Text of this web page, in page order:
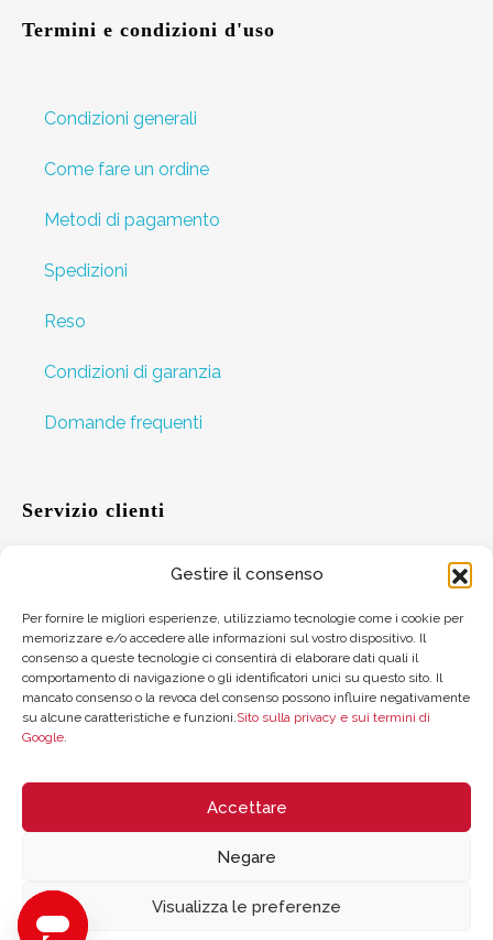
Gestire il consenso
Per fornire le migliori esperienze, utilizziamo tecnologie come i cookie per
memorizzare e/o accedere alle informazioni sul vostro dispositivo. Il
consenso a queste tecnologie ci consentirà di elaborare dati quali il
comportamento di navigazione o gli identificatori unici su questo sito. Il
mancato consenso o la revoca del consenso possono influire negativamente
su alcune caratteristiche e funzioni.Sito sulla privacy e sui termini di
Google.
Accettare
Negare
Visualizza le preferenze
Termini e condizioni d'uso
Condizioni generali
Come fare un ordine
Metodi di pagamento
Spedizioni
Reso
Condizioni di garanzia
Domande frequenti
Servizio clienti
Suggerimenti
Dove trovarci
Saldo della carta regalo
© 2026 ZYCLE OFFICIAL | The Latest Technology for your Workouts